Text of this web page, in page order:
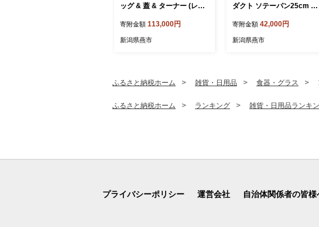
ッグ & 蓋 & ターナー (レッ
寄附金額 113,000円
新潟県燕市
ダクト ソテーパン25cm FC
IH 対応 鍋 ステンレス 燕三
条 燕 燕市 】
寄附金額 42,000円
新潟県燕市
ふるさと納税ホーム 雑貨・日用品 食器・グラス
ふるさと納税ホーム ランキング 雑貨・日用品ランキ
プライバシーポリシー 運営会社 自治体関係者の皆様